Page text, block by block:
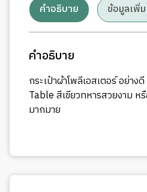
คำอธิบาย ข้อมูลเพิ่
คำอธิบาย
กระเป๋าผ้าโพลีเอสเตอร์ อย่า
Table สีเขียวทหารสวยงาม ห
มากมาย